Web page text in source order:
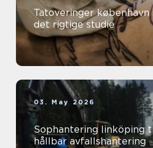
Tatoveringer københavn sådan vælger du
det rigtige studie
03. May 2026
Sophantering linköping trygg, enkel och
hållbar avfallshantering